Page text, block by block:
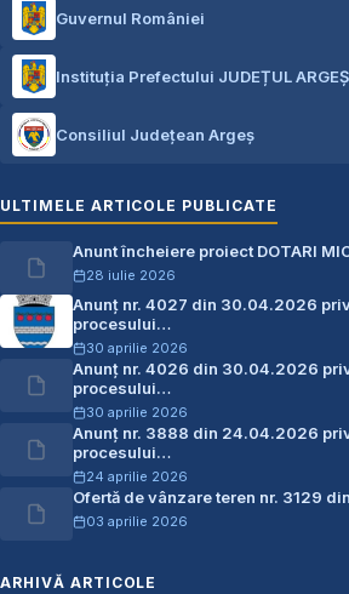
Guvernul României
Instituția Prefectului JUDEȚUL ARGEȘ
Consiliul Județean Argeș
ULTIMELE ARTICOLE PUBLICATE
Anunt încheiere proiect DOTARI
28 iulie 2026
Anunț nr. 4027 din 30.04.2026
procesului…
30 aprilie 2026
Anunț nr. 4026 din 30.04.2026
procesului…
30 aprilie 2026
Anunț nr. 3888 din 24.04.2026
procesului…
24 aprilie 2026
Ofertă de vânzare teren nr. 3129
03 aprilie 2026
ARHIVĂ ARTICOLE